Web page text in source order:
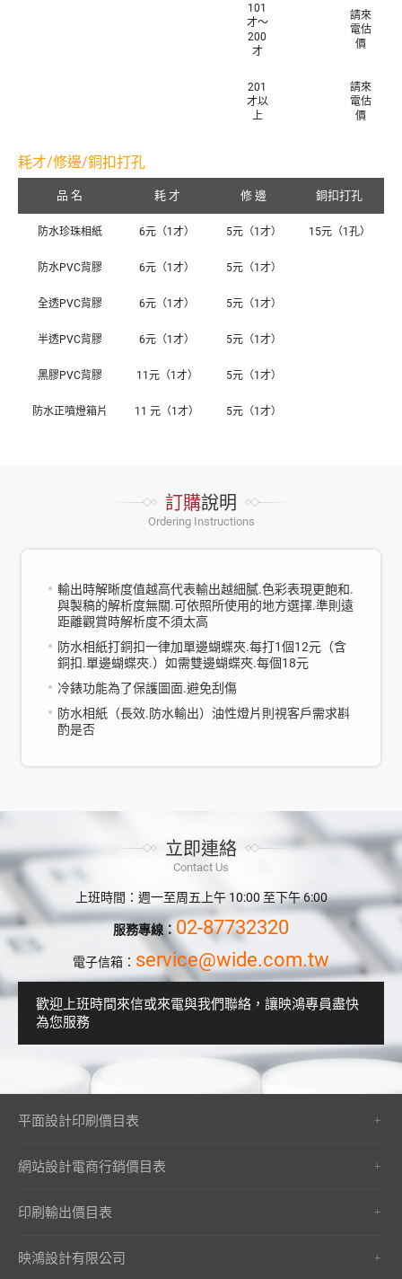
101
才～
200
才
請來
電估
價
201
才以
上
請來
電估
價
耗才/修邊/銅扣打孔
品 名 耗 才 修 邊 銅扣打孔
防水珍珠相紙 6元（1才） 5元（1才） 15元（1孔）
防水PVC背膠 6元（1才） 5元（1才）
全透PVC背膠 6元（1才） 5元（1才）
半透PVC背膠 6元（1才） 5元（1才）
黑膠PVC背膠 11元（1才） 5元（1才）
防水正噴燈箱片 11 元（1才） 5元（1才）
訂購說明
Ordering Instructions
輸出時解晰度值越高代表輸出越細膩.色彩表現更飽和.
與製稿的解析度無關.可依照所使用的地方選擇.準則遠
距離觀賞時解析度不須太高
防水相紙打銅扣一律加單邊蝴蝶夾.每打1個12元（含
銅扣.單邊蝴蝶夾.）如需雙邊蝴蝶夾.每個18元
冷錶功能為了保護圖面.避免刮傷
防水相紙（長效.防水輸出）油性燈片則視客戶需求斟
酌是否
立即連絡
Contact Us
上班時間：週一至周五上午 10:00 至下午 6:00
服務專線： 02-87732320
電子信箱： service@wide.com.tw
歡迎上班時間來信或來電與我們聯絡，讓映鴻專員盡快
為您服務
平面設計印刷價目表
網站設計電商行銷價目表
印刷輸出價目表
映鴻設計有限公司